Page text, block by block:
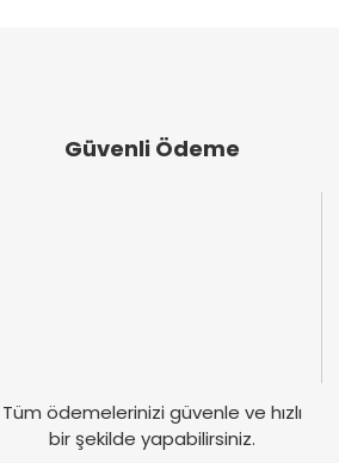
Güvenli Ödeme
Tüm ödemelerinizi güvenle ve hızlı
bir şekilde yapabilirsiniz.